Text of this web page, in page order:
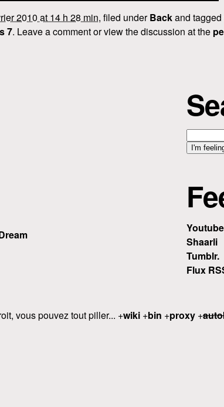
2010 at 14 h 28 min, filed underBackand tagged
7. Leave a comment or view the discussion at the
Youtube
Shaarli
Tumblr.
Flux
vous pouvez tout piller... +wiki +bin +proxy +